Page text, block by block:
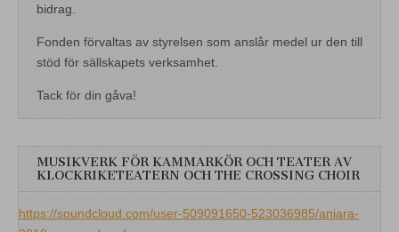
bidrag.
Fonden förvaltas av styrelsen som anslår medel ur den till
stöd för sällskapets verksamhet.
Tack för din gåva!
MUSIKVERK FÖR KAMMARKÖR OCH TEATER AV
KLOCKRIKETEATERN OCH THE CROSSING CHOIR
https://soundcloud.com/user-509091650-523036985/aniara-